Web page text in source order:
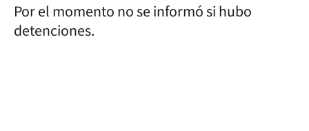
Por el momento no se informó si hubo
detenciones.